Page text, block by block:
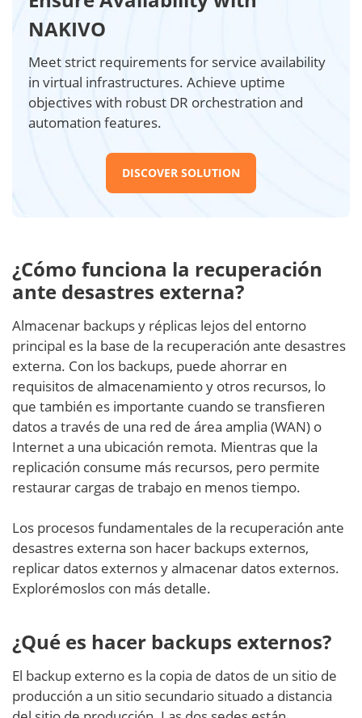
NAKIVO
Meet strict requirements for service availability
in virtual infrastructures. Achieve uptime
objectives with robust DR orchestration and
automation features.
DISCOVER SOLUTION
¿Cómo funciona la recuperación
ante desastres externa?
Almacenar backups y réplicas lejos del entorno
principal es la base de la recuperación ante desastres
externa. Con los backups, puede ahorrar en
requisitos de almacenamiento y otros recursos, lo
que también es importante cuando se transfieren
datos a través de una red de área amplia (WAN) o
Internet a una ubicación remota. Mientras que la
replicación consume más recursos, pero permite
restaurar cargas de trabajo en menos tiempo.
Los procesos fundamentales de la recuperación ante
desastres externa son hacer backups externos,
replicar datos externos y almacenar datos externos.
Explorémoslos con más detalle.
¿Qué es hacer backups externos?
El backup externo es la copia de datos de un sitio de
producción a un sitio secundario situado a distancia